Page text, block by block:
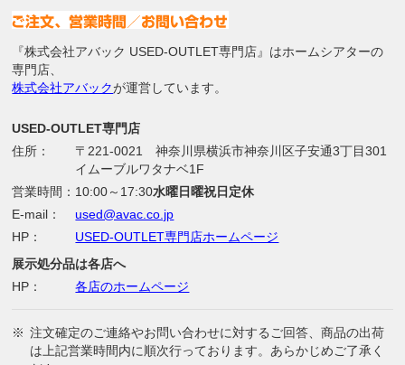
『株式会社アバック USED-OUTLET専門店』はホームシアターの
専門店、
株式会社アバックが運営しています。
USED-OUTLET専門店
住所：
〒221-0021 神奈川県横浜市神奈川区子安通3丁目301
イムーブルワタナベ1F
営業時間： 10:00～17:30水曜日曜祝日定休
E-mail：
used@avac.co.jp
HP：
USED-OUTLET専門店ホームページ
展示処分品は各店へ
HP：
各店のホームページ
※ 注文確定のご連絡やお問い合わせに対するご回答、商品の出荷
は上記営業時間内に順次行っております。あらかじめご了承く